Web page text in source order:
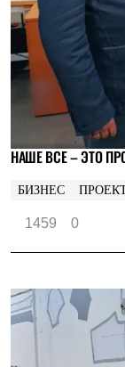
НАШЕ ВСЕ – ЭТО
БИЗНЕС
1459 0